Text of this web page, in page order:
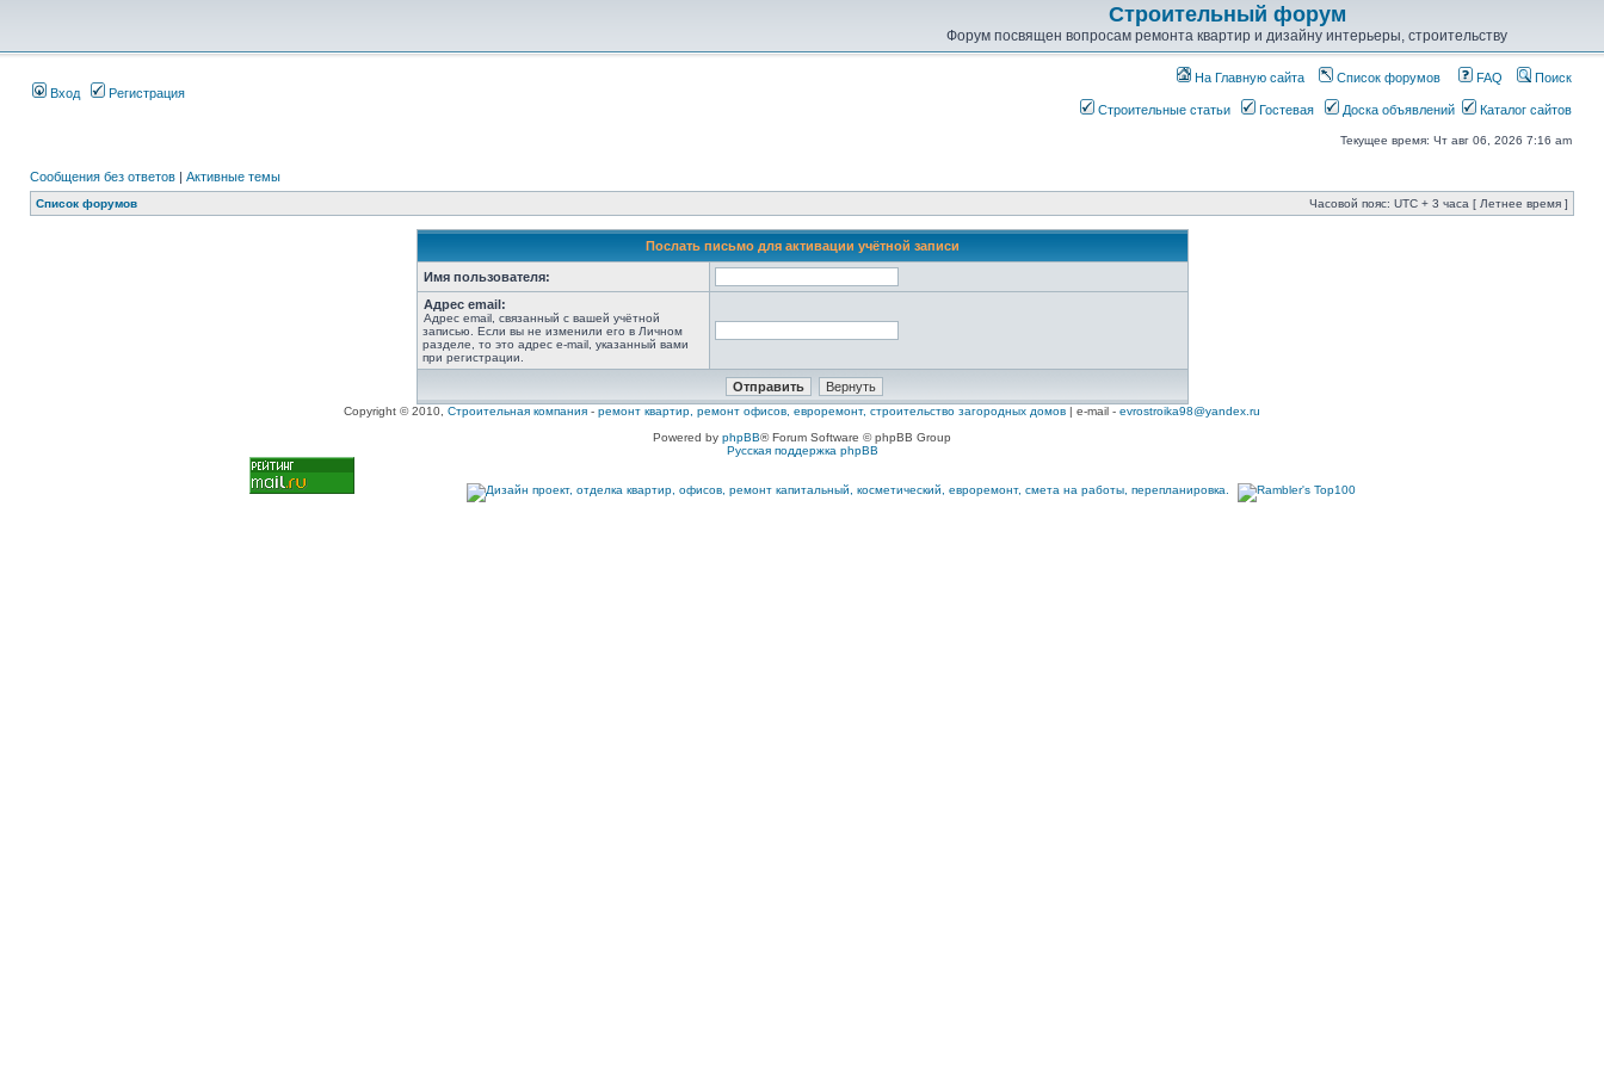
Строительный форум
Форум посвящен вопросам ремонта квартир и дизайну интерьеры, строительству
Вход Регистрация
На Главную сайта Список форумов FAQ Поиск
Строительные статьи Гостевая Доска объявлений Каталог сайтов
Текущее время: Чт авг 06, 2026 7:16 am
Сообщения без ответов | Активные темы
Список форумов Часовой пояс: UTC + 3 часа [ Летнее время ]
Послать письмо для активации учётной записи
Имя пользователя:
Адрес email:
Адрес email, связанный с вашей учётной
записью. Если вы не изменили его в Личном
разделе, то это адрес e-mail, указанный вами
при регистрации.
Copyright © 2010, Строительная компания - ремонт квартир, ремонт офисов, евроремонт, строительство загородных домов | e-mail - evrostroika98@yandex.ru
Powered by phpBB® Forum Software © phpBB Group
Русская поддержка phpBB